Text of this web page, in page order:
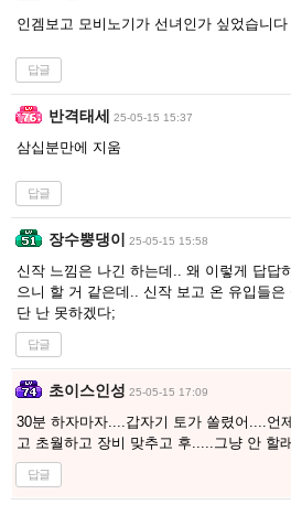
인겜보고 모비노기가 선녀인가 싶었습니다
답글
반격태세 25-05-15 15:37
삼십분만에 지움
답글
장수뿡댕이 25-05-15 15:58
신작 느낌은 나긴 하는데.. 왜 이렇게 답답
으니 할 거 같은데.. 신작 보고 온 유입들
단 난 못하겠다;
답글
초이스인성 25-05-15 17:09
30분 하자마자....갑자기 토가 쏠렸어....언
고 초월하고 장비 맞추고 후.....그냥 안 할래
답글